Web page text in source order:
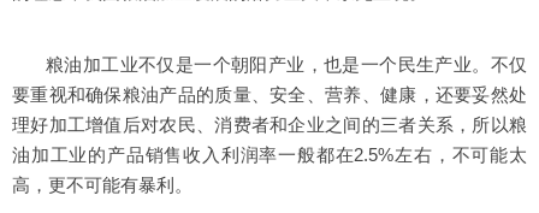
粮油加工业不仅是一个朝阳产业，也是一个民生产业。不仅
要重视和确保粮油产品的质量、安全、营养、健康，还要妥然处
理好加工增值后对农民、消费者和企业之间的三者关系，所以粮
油加工业的产品销售收入利润率一般都在2.5%左右，不可能太
高，更不可能有暴利。